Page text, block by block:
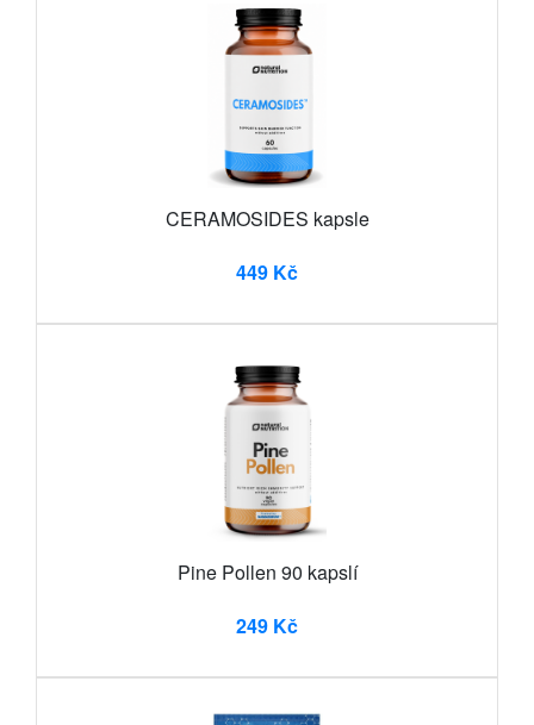
CERAMOSIDES kapsle
449 Kč
Pine Pollen 90 kapslí
249 Kč